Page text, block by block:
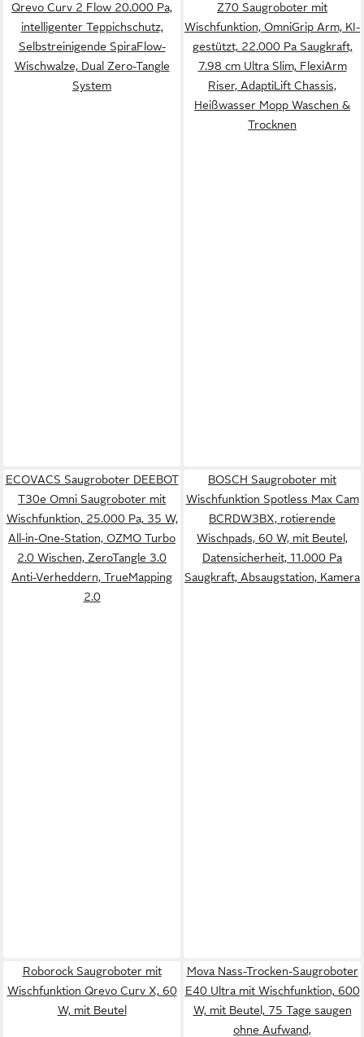
Qrevo Curv 2 Flow 20.000 Pa,
intelligenter Teppichschutz,
Selbstreinigende SpiraFlow-
Wischwalze, Dual Zero-Tangle
System
Z70 Saugroboter mit
Wischfunktion, OmniGrip Arm, KI-
gestützt, 22.000 Pa Saugkraft,
7.98 cm Ultra Slim, FlexiArm
Riser, AdaptiLift Chassis,
Heißwasser Mopp Waschen &
Trocknen
ECOVACS Saugroboter DEEBOT
T30e Omni Saugroboter mit
Wischfunktion, 25.000 Pa, 35 W,
All-in-One-Station, OZMO Turbo
2.0 Wischen, ZeroTangle 3.0
Anti-Verheddern, TrueMapping
2.0
BOSCH Saugroboter mit
Wischfunktion Spotless Max Cam
BCRDW3BX, rotierende
Wischpads, 60 W, mit Beutel,
Datensicherheit, 11.000 Pa
Saugkraft, Absaugstation, Kamera
Roborock Saugroboter mit
Wischfunktion Qrevo Curv X, 60
W, mit Beutel
Mova Nass-Trocken-Saugroboter
E40 Ultra mit Wischfunktion, 600
W, mit Beutel, 75 Tage saugen
ohne Aufwand,